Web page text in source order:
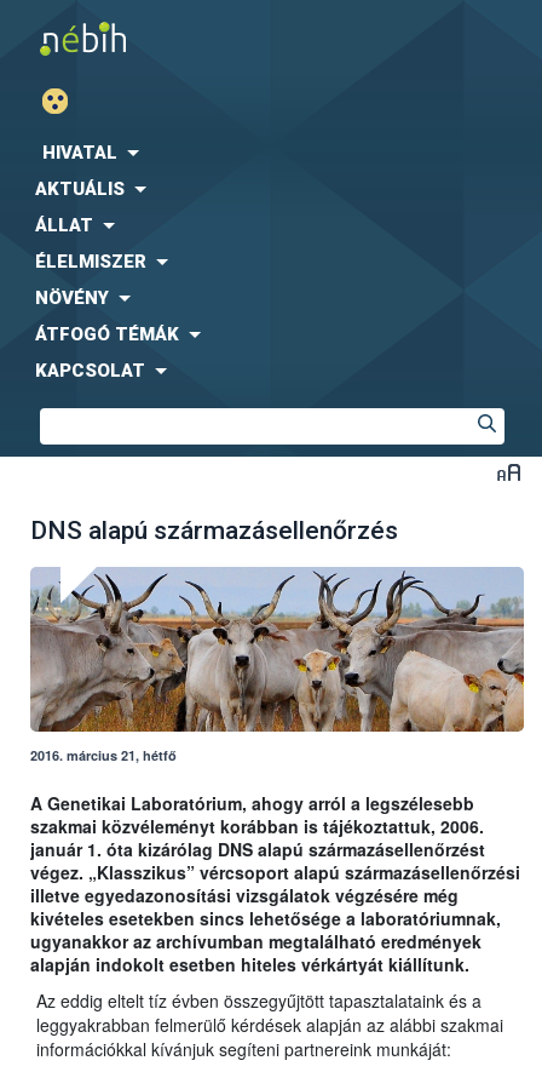
HIVATAL
AKTUÁLIS
ÁLLAT
ÉLELMISZER
NÖVÉNY
ÁTFOGÓ TÉMÁK
KAPCSOLAT
DNS alapú származásellenőrzés
2016. március 21, hétfő
A Genetikai Laboratórium, ahogy arról a legszélesebb
szakmai közvéleményt korábban is tájékoztattuk, 2006.
január 1. óta kizárólag DNS alapú származásellenőrzést
végez. „Klasszikus” vércsoport alapú származásellenőrzési
illetve egyedazonosítási vizsgálatok végzésére még
kivételes esetekben sincs lehetősége a laboratóriumnak,
ugyanakkor az archívumban megtalálható eredmények
alapján indokolt esetben hiteles vérkártyát kiállítunk.
Az eddig eltelt tíz évben összegyűjtött tapasztalataink és a
leggyakrabban felmerülő kérdések alapján az alábbi szakmai
információkkal kívánjuk segíteni partnereink munkáját: